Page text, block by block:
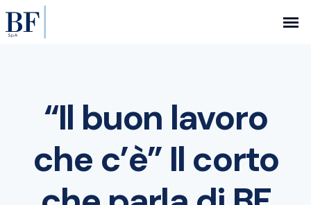
“Il buon lavoro
che c’è” Il corto